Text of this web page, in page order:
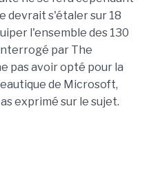
devrait s'étaler sur 18
l'ensemble des 130
par The
pas avoir opté pour la
de Microsoft,
exprimé sur le sujet.